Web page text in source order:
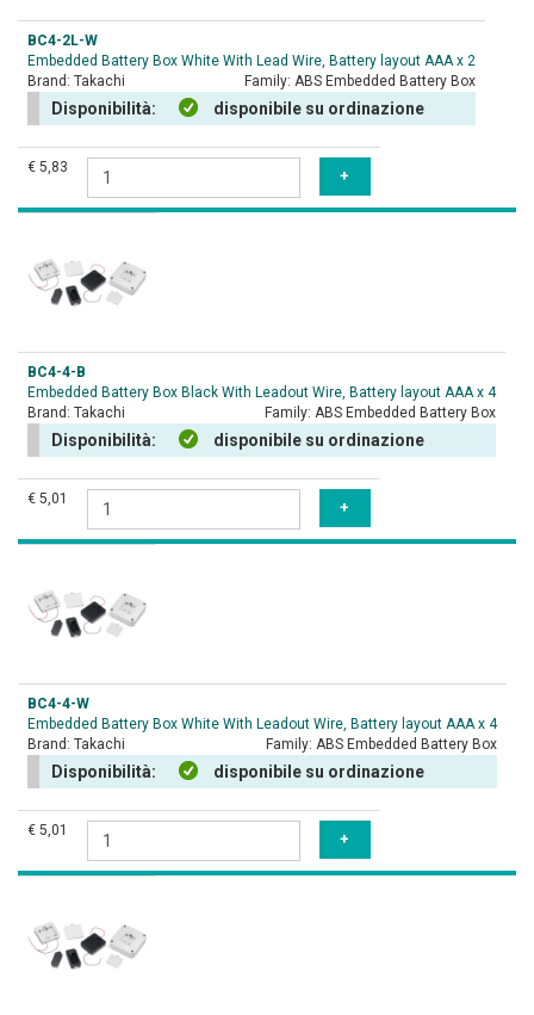
BC4-2L-W
Embedded Battery Box White With Lead Wire, Battery layout AAA x 2
Brand: Takachi Family: ABS Embedded Battery Box
Disponibilità: disponibile su ordinazione
€ 5,83
BC4-4-B
Embedded Battery Box Black With Leadout Wire, Battery layout AAA x 4
Brand: Takachi Family: ABS Embedded Battery Box
Disponibilità: disponibile su ordinazione
€ 5,01
BC4-4-W
Embedded Battery Box White With Leadout Wire, Battery layout AAA x 4
Brand: Takachi Family: ABS Embedded Battery Box
Disponibilità: disponibile su ordinazione
€ 5,01